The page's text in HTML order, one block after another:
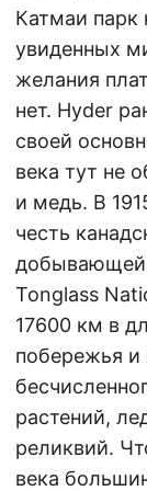
Катмаи парк
увиденных
желания
нет. Hyder
своей
века тут не
и медь. В
честь
Tonglass
17600 км в
побережья
растений,
реликвий.
века